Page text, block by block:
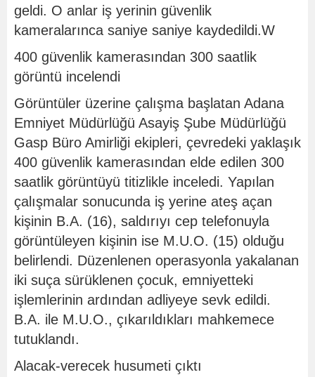
geldi. O anlar iş yerinin güvenlik
kameralarınca saniye saniye kaydedildi.W
400 güvenlik kamerasından 300 saatlik
görüntü incelendi
Görüntüler üzerine çalışma başlatan Adana
Emniyet Müdürlüğü Asayiş Şube Müdürlüğü
Gasp Büro Amirliği ekipleri, çevredeki yaklaşık
400 güvenlik kamerasından elde edilen 300
saatlik görüntüyü titizlikle inceledi. Yapılan
çalışmalar sonucunda iş yerine ateş açan
kişinin B.A. (16), saldırıyı cep telefonuyla
görüntüleyen kişinin ise M.U.O. (15) olduğu
belirlendi. Düzenlenen operasyonla yakalanan
iki suça sürüklenen çocuk, emniyetteki
işlemlerinin ardından adliyeye sevk edildi.
B.A. ile M.U.O., çıkarıldıkları mahkemece
tutuklandı.
Alacak-verecek husumeti çıktı